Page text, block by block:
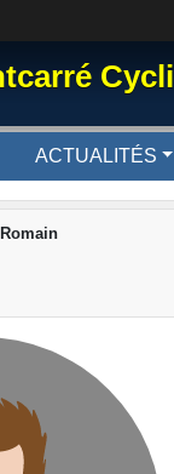
ACTUALITÉS
Romain